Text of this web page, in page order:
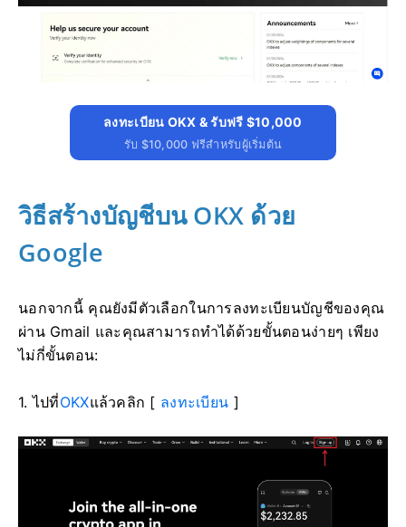
ลงทะเบียน OKX & รับฟรี $10,000
รับ $10,000 ฟรีสำหรับผู้เริ่มต้น
วิธีสร้างบัญชีบน OKX ด้วย
Google
นอกจากนี้ คุณยังมีตัวเลือกในการลงทะเบียนบัญชีของคุณ
ผ่าน Gmail และคุณสามารถทำได้ด้วยขั้นตอนง่ายๆ เพียง
ไม่กี่ขั้นตอน:
1. ไปที่OKXแล้วคลิก [ ลงทะเบียน ]